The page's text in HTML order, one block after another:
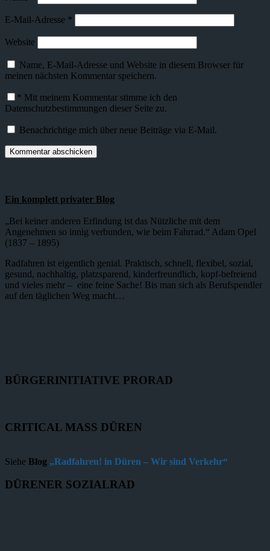
E-Mail-Adresse *
Website
Name, E-Mail-Adresse und Website in diesem Browser für
meinen nächsten Kommentar speichern.
* Mit meinem Kommentar stimme ich den
Datenschutzbestimmungen dieser Seite zu.
Benachrichtige mich über neue Beiträge via E-Mail.
Ein komplett privater Blog
„Bei keiner anderen Erfindung ist das Nützliche mit dem
Angenehmen so innig verbunden, wie beim Fahrrad.“ Adam Opel
(1837 – 1895)
Radfahren ist eigentlich genial. Praktisch, schnell, flexibel, sozial,
gesund, nachhaltig, platzsparend, kinderfreundlich, kopf-befreiend
und vieles mehr – eine feine Sache! Bis man sich als Berufspendler
auf den täglichen Weg macht…
BÜRGERINITIATIVE PRORAD
CRITICAL MASS DÜREN
Siehe Blog „Radfahren! in Düren – Wir sind Verkehr“
DÜRENER SOZIALRAD